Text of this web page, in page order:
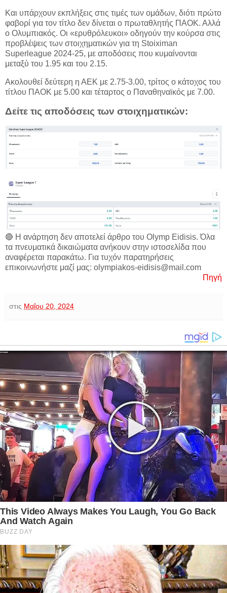
Και υπάρχουν εκπλήξεις στις τιμές των ομάδων, διότι πρώτο
φαβορί για τον τίτλο δεν δίνεται ο πρωταθλητής ΠΑΟΚ. Αλλά
ο Ολυμπιακός. Οι «ερυθρόλευκοι» οδηγούν την κούρσα στις
προβλέψεις των στοιχηματικών για τη Stoiximan
Superleague 2024-25, με αποδόσεις που κυμαίνονται
μεταξύ του 1.95 και του 2.15.
Ακολουθεί δεύτερη η ΑΕΚ με 2.75-3.00, τρίτος ο κάτοχος του
τίτλου ΠΑΟΚ με 5.00 και τέταρτος ο Παναθηναϊκός με 7.00.
Δείτε τις αποδόσεις των στοιχηματικών:
🔴 Η ανάρτηση δεν αποτελεί άρθρο του Olymp Eidisis. Όλα
τα πνευματικά δικαιώματα ανήκουν στην ιστοσελίδα που
αναφέρεται παρακάτω. Για τυχόν παρατηρήσεις
επικοινωνήστε μαζί μας: olympiakos-eidisis@mail.com
Πηγή
στις Μαΐου 20, 2024